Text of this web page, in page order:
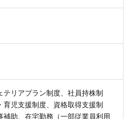
アプラン制度、社員持株制
児支援制度、資格取得支援制
助、在宅勤務（一部従業員利用